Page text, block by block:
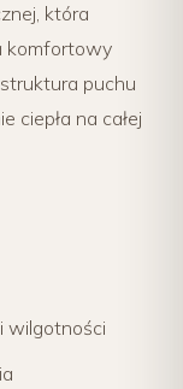
która
komfortowy
puchu
ciepła na całej
wilgotności